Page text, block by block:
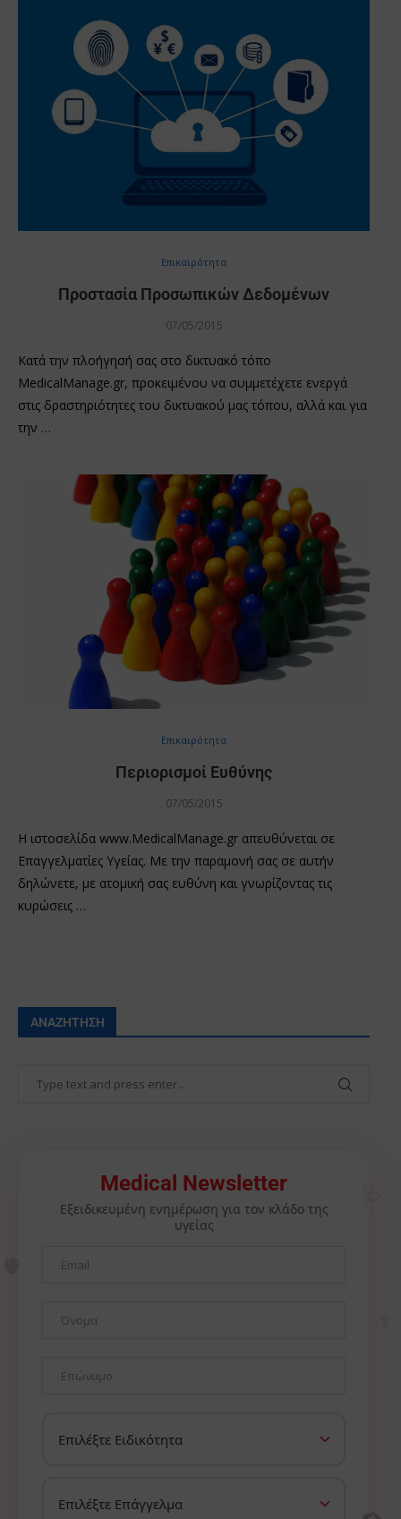
Επικαιρότητα
Προστασία Προσωπικών Δεδομένων
07/05/2015
Κατά την πλοήγησή σας στο δικτυακό τόπο
MedicalManage.gr, προκειμένου να συμμετέχετε ενεργά
στις δραστηριότητες του δικτυακού μας τόπου, αλλά και για
την …
Επικαιρότητα
Περιορισμοί Ευθύνης
07/05/2015
Η ιστοσελίδα www.MedicalManage.gr απευθύνεται σε
Επαγγελματίες Υγείας. Με την παραμονή σας σε αυτήν
δηλώνετε, με ατομική σας ευθύνη και γνωρίζοντας τις
κυρώσεις …
ΑΝΑΖΉΤΗΣΗ
Medical Newsletter
Εξειδικευμένη ενημέρωση για τον κλάδο της
υγείας